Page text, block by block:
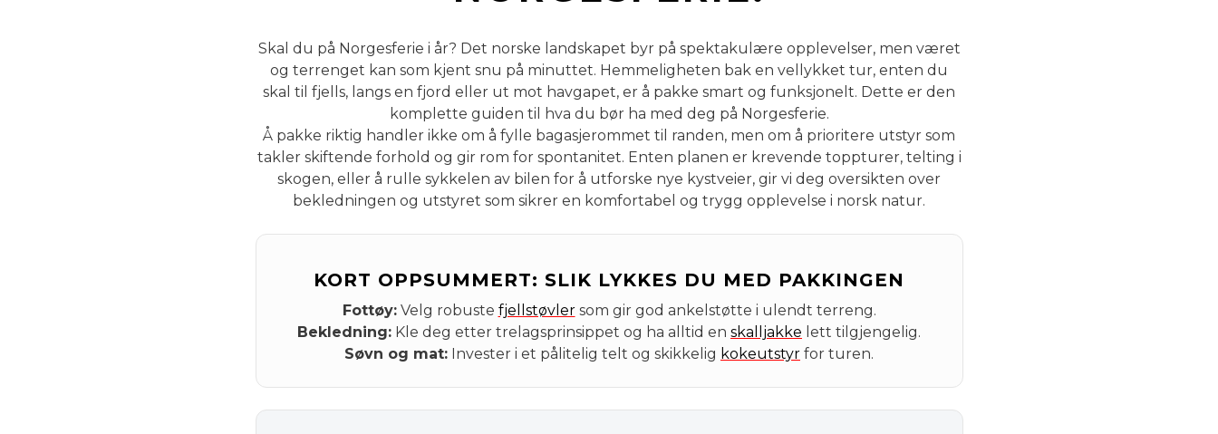
Skal du på Norgesferie i år? Det norske landskapet byr på spektakulære opplevelser, men været
og terrenget kan som kjent snu på minuttet. Hemmeligheten bak en vellykket tur, enten du
skal til fjells, langs en fjord eller ut mot havgapet, er å pakke smart og funksjonelt. Dette er den
komplette guiden til hva du bør ha med deg på Norgesferie.
Å pakke riktig handler ikke om å fylle bagasjerommet til randen, men om å prioritere utstyr som
takler skiftende forhold og gir rom for spontanitet. Enten planen er krevende toppturer, telting i
skogen, eller å rulle sykkelen av bilen for å utforske nye kystveier, gir vi deg oversikten over
bekledningen og utstyret som sikrer en komfortabel og trygg opplevelse i norsk natur.
KORT OPPSUMMERT: SLIK LYKKES DU MED PAKKINGEN
Fottøy:Velg robuste fjellstøvlersom gir god ankelstøtte i ulendt terreng.
Bekledning: Kle deg etter trelagsprinsippet og ha alltid en skalljakke lett tilgjengelig.
Søvn og mat: Invester i et pålitelig telt og skikkelig kokeutstyr for turen.